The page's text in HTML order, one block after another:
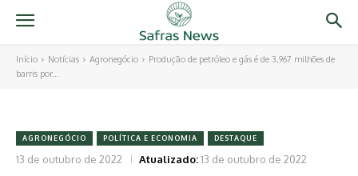
Início Notícias Agronegócio
Produção de petróleo e gás é de 3,967 milhões de
barris por...
AGRONEGÓCIO POLÍTICA E ECONOMIA DESTAQUE
13 de outubro de 2022 Atualizado:13 de outubro de 2022